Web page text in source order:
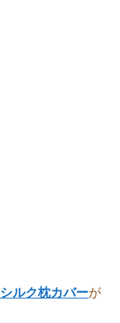
ルク枕カバーが